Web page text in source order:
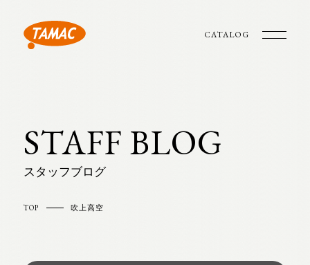
CATALOG
STAFF BLOG
スタッフブログ
TOP 吹上高空